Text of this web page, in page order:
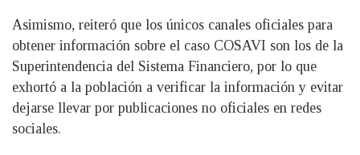
Asimismo, reiteró que los únicos canales oficiales para
obtener información sobre el caso COSAVI son los de la
Superintendencia del Sistema Financiero, por lo que
exhortó a la población a verificar la información y evitar
dejarse llevar por publicaciones no oficiales en redes
sociales.